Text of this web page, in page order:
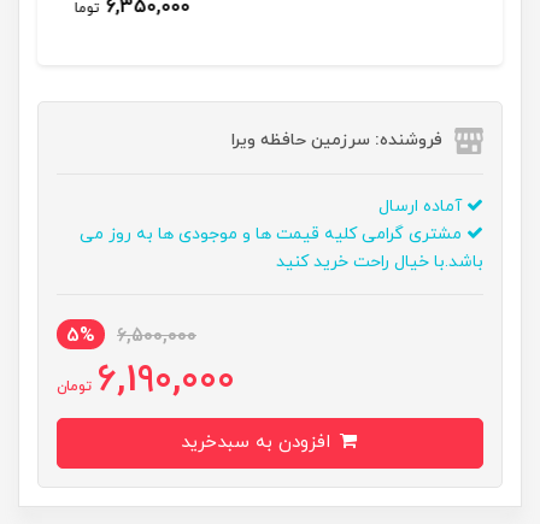
6,350,000 تومان
فروشنده: سرزمین حافظه ویرا
آماده ارسال
مشتری گرامی کلیه قیمت ها و موجودی ها به روز می
باشد.با خیال راحت خرید کنید
6,500,000
5%
6,190,000 تومان